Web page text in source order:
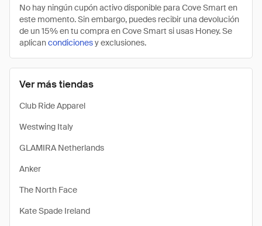
Ver más tiendas
Club Ride Apparel
Westwing Italy
GLAMIRA Netherlands
Anker
The North Face
Kate Spade Ireland
No hay ningún cupón activo disponible para Cove Smart en
este momento. Sin embargo, puedes recibir una devolución
de un 15% en tu compra en Cove Smart si usas Honey. Se
aplicancondicionesy exclusiones.